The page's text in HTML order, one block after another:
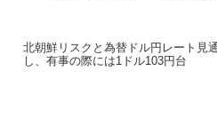
北朝鮮リスクと為替ドル円レート見
し、有事の際には1ドル103円台